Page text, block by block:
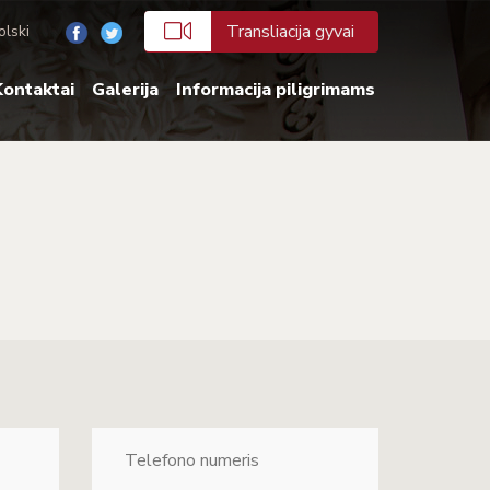
Transliacija gyvai
Galerija
Informacija piligrimams